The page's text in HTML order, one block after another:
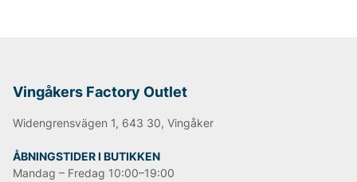
Vingåkers Factory Outlet
Widengrensvägen 1, 643 30, Vingåker
ÅBNINGSTIDER I BUTIKKEN
Mandag – Fredag 10:00–19:00